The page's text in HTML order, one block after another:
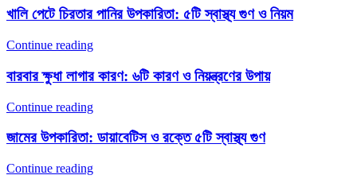
খালি পেটে চিরতার পানির উপকারিতা: ৫টি স্বাস্থ্য গুণ ও নিয়ম
Continue reading
বারবার ক্ষুধা লাগার কারণ: ৬টি কারণ ও নিয়ন্ত্রণের উপায়
Continue reading
জামের উপকারিতা: ডায়াবেটিস ও রক্তে ৫টি স্বাস্থ্য গুণ
Continue reading